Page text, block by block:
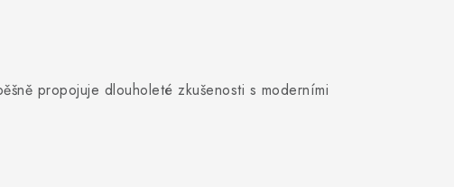
propojuje dlouholeté zkušenosti s moderními